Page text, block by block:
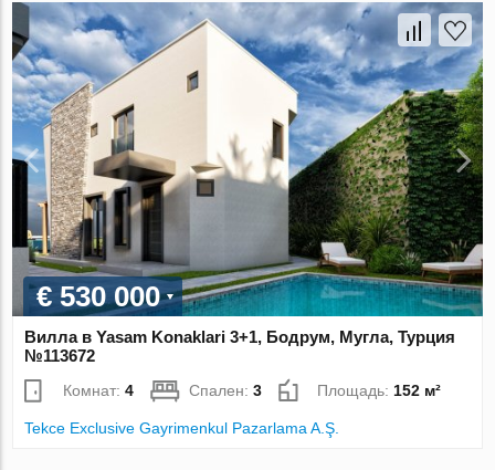
€ 530 000
Вилла в Yasam Konaklari 3+1, Бодрум, Мугла, Турция
№113672
Комнат:4 Спален:3 Площадь: 152 м²
Tekce Exclusive Gayrimenkul Pazarlama A.Ş.